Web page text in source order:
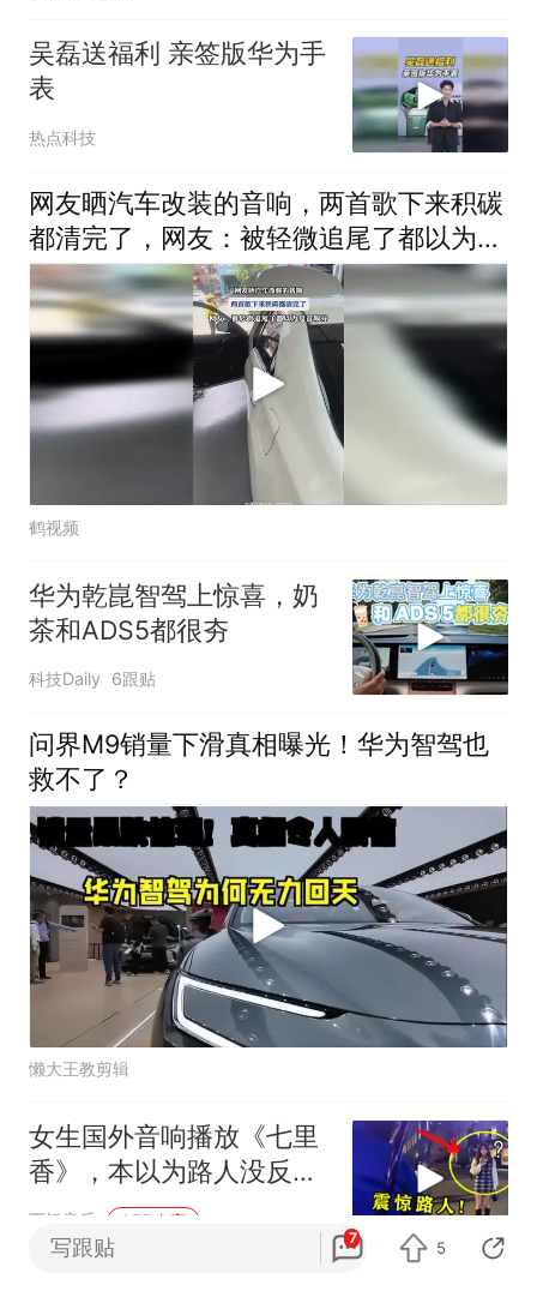
吴磊送福利 亲签版华为手
表
热点科技
网友晒汽车改装的音响，两首歌下来积碳
都清完了，网友：被轻微追尾了都以为是
音响好
鹤视频
华为乾崑智驾上惊喜，奶
茶和ADS5都很夯
科技Daily 6跟贴
问界M9销量下滑真相曝光！华为智驾也
救不了？
懒大王教剪辑
女生国外音响播放《七里
香》，本以为路人没反
应，下一秒举动破防了
下饭音乐 APP专享
写跟贴 7
5